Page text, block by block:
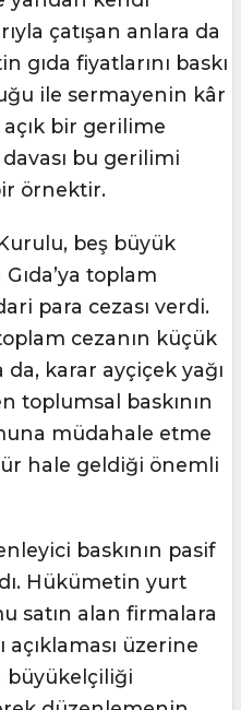
çatışan anlara da
gıda fiyatlarını baskı
ile sermayenin kâr
bir gerilime
bu gerilimi
örnektir.
beş büyük
toplam
para cezası verdi.
cezanın küçük
karar ayçiçek yağı
toplumsal baskının
müdahale etme
hale geldiği önemli
baskının pasif
Hükümetin yurt
satın alan firmalara
açıklaması üzerine
büyükelçiliği